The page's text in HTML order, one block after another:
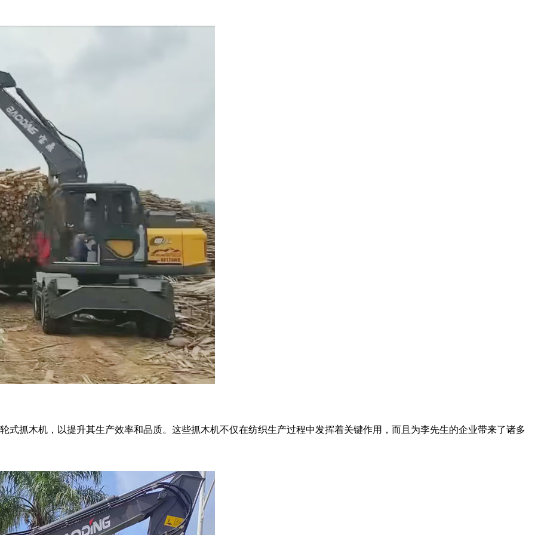
式抓木机，以提升其生产效率和品质。这些抓木机不仅在纺织生产过程中发挥着关键作用，而且为李先生的企业带来了诸多